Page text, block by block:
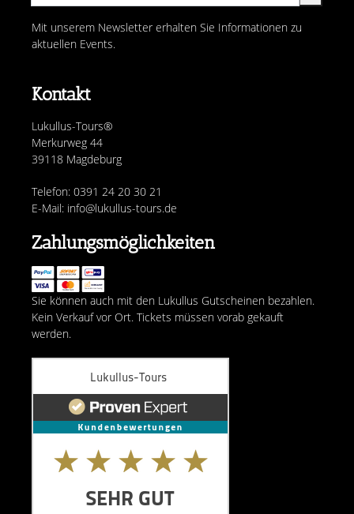
Kontakt
Lukullus-Tours®
Merkurweg 44
39118 Magdeburg
Telefon: 0391 24 20 30 21
E-Mail: info@lukullus-tours.de
Mit unserem Newsletter erhalten Sie Informationen zu
aktuellen Events.
Zahlungsmöglichkeiten
Sie können auch mit den Lukullus Gutscheinen bezahlen.
Kein Verkauf vor Ort. Tickets müssen vorab gekauft
werden.